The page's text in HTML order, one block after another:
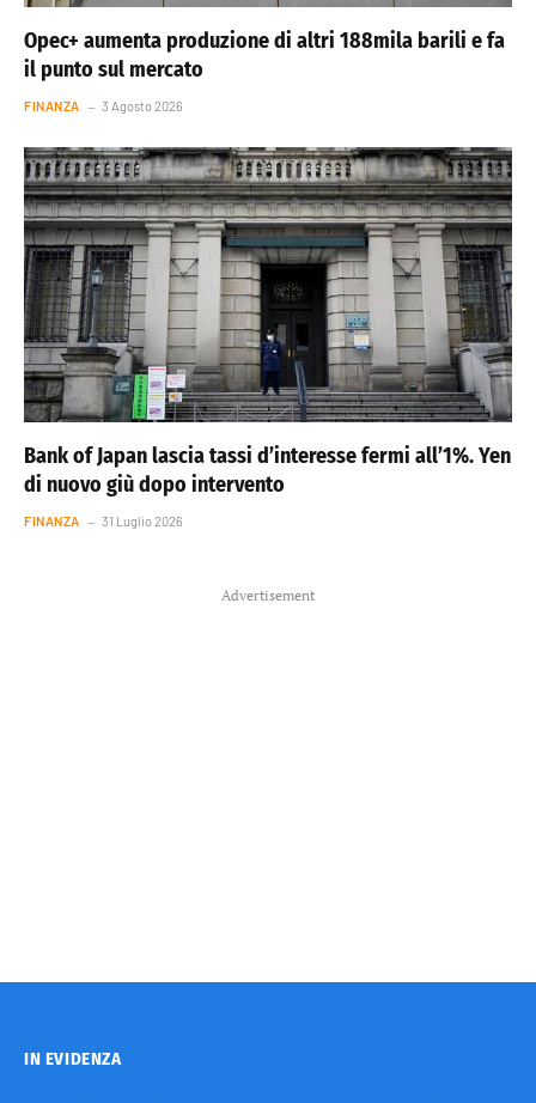
Opec+ aumenta produzione di altri 188mila barili e fa
il punto sul mercato
FINANZA 3 Agosto 2026
Bank of Japan lascia tassi d’interesse fermi all’1%. Yen
di nuovo giù dopo intervento
FINANZA 31 Luglio 2026
Advertisement
IN EVIDENZA